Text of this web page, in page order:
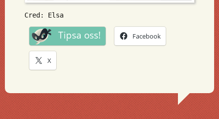
Cred: Elsa
Tipsa oss! Facebook
X